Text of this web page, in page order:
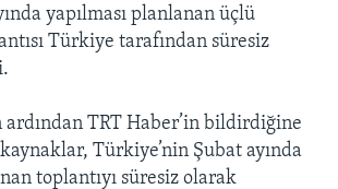
yapılması planlanan üçlü
Türkiye tarafından süresiz
TRT Haber’in bildirdiğine
Türkiye’nin Şubat ayında
toplantıyı süresiz olarak